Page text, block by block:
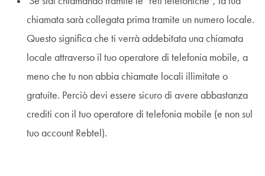
chiamata sarà collegata prima tramite un numero locale.
Questo significa che ti verrà addebitata una chiamata
locale attraverso il tuo operatore di telefonia mobile, a
meno che tu non abbia chiamate locali illimitate o
gratuite. Perciò devi essere sicuro di avere abbastanza
crediti con il tuo operatore di telefonia mobile (e non sul
tuo account Rebtel).